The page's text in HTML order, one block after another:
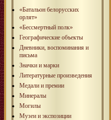
«Батальон белорусских
орлят»
«Бессмертный полк»
Географические объекты
Дневники, воспоминания и
письма
Значки и марки
Литературные произведения
Медали и премии
Минералы
Могилы
Музеи и экспозиции